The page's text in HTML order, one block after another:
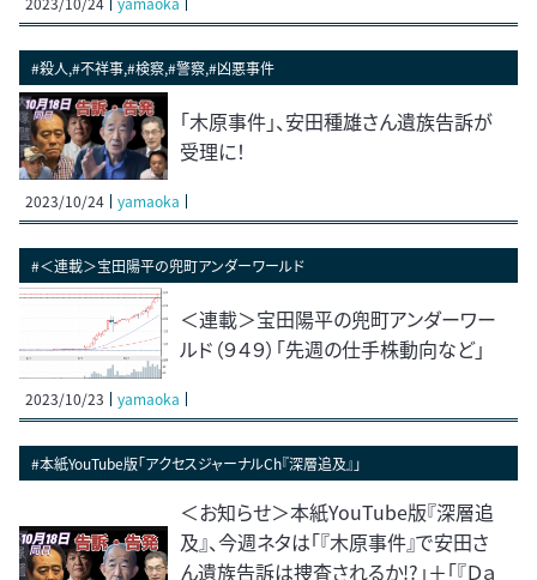
#殺人,#不祥事,#検察,#警察,#凶悪事件
「木原事件」、安田種雄さん遺族告訴が
受理に！
2023/10/24 yamaoka
#＜連載＞宝田陽平の兜町アンダーワールド
＜連載＞宝田陽平の兜町アンダーワー
ルド（９４９）「先週の仕手株動向など」
2023/10/23 yamaoka
#本紙YouTube版「アクセスジャーナルCh『深層追及』」
＜お知らせ＞本紙YouTube版『深層追
及』、今週ネタは「『木原事件』で安田さ
ん遺族告訴は捜査されるか!?」＋「『Ｄａ